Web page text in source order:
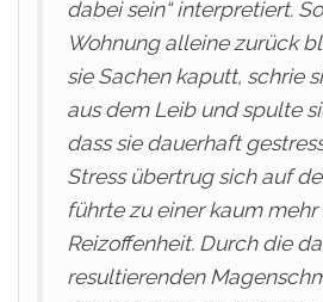
dabei sein“ interpretiert.
Wohnung alleine zurück
sie Sachen kaputt, schrie
aus dem Leib und spulte
dass sie dauerhaft
Stress übertrug sich auf
führte zu einer kaum
Reizoffenheit. Durch die
resultierenden